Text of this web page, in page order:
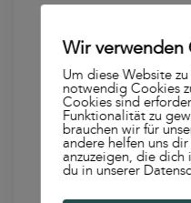
zu überprüfen, ob
erreicht worden
zukünftige
es ratsam, bereits
Wir verwenden
Um diese Website
notwendig Cookies
Cookies sind
Funktionalität zu
brauchen wir für
andere helfen uns
anzuzeigen, die dich
du in unserer